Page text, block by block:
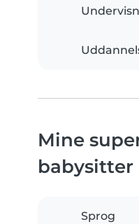
Mine
babysitter
Sprog